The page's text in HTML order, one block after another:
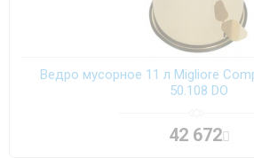
Ведро мусорное 11 л Migliore
50.108 DO
42 672